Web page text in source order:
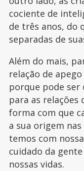
cociente de
de três anos, do
separadas de
Além do mais,
relação de
porque pode ser
para as relações
forma com que
a sua origem
temos com
cuidado da
nossas vidas.